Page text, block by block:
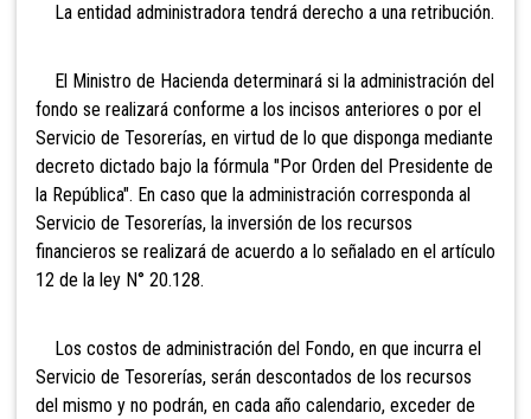
La entidad administradora tendrá derecho a una retribución.
El Ministro de Hacienda determinará si la administración del
fondo se realizará conforme a los incisos anteriores o por el
Servicio de Tesorerías, en virtud de lo que disponga mediante
decreto dictado bajo la fórmula "Por Orden del Presidente de
la República". En caso que la administración corresponda al
Servicio de Tesorerías, la inversión de los recursos
financieros se realizará de acuerdo a lo señalado en el artículo
12 de la ley N° 20.128.
Los costos de administración del Fondo, en que incurra el
Servicio de Tesorerías, serán descontados de los recursos
del mismo y no podrán, en cada año calendario, exceder de